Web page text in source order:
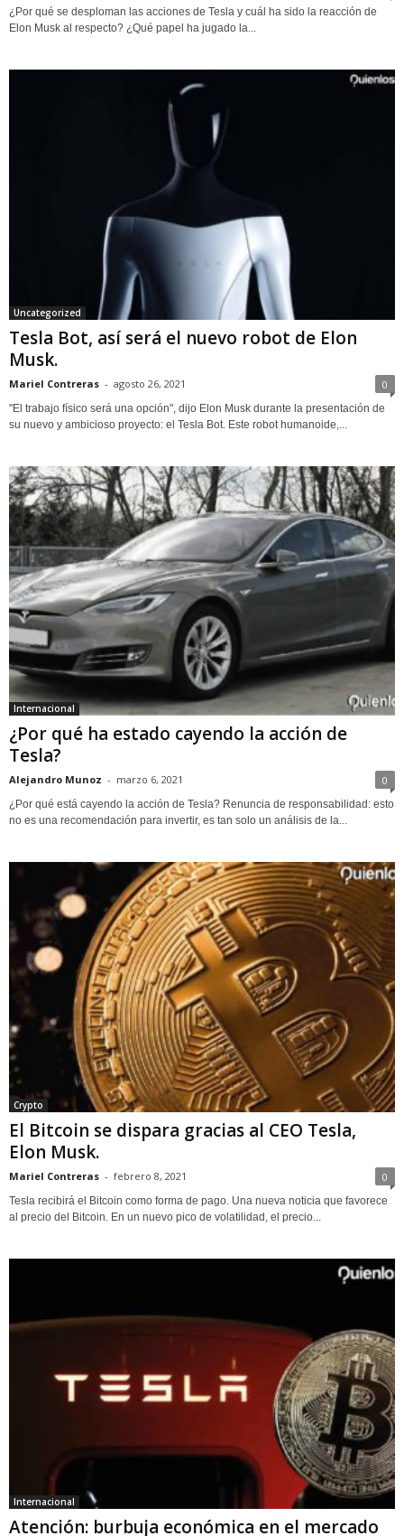
¿Por qué se desploman las acciones de Tesla y cuál ha sido la reacción de
Elon Musk al respecto? ¿Qué papel ha jugado la...
Uncategorized
Tesla Bot, así será el nuevo robot de Elon
Musk.
Mariel Contreras - agosto 26, 2021 0
"El trabajo físico será una opción", dijo Elon Musk durante la presentación de
su nuevo y ambicioso proyecto: el Tesla Bot. Este robot humanoide,...
Internacional
¿Por qué ha estado cayendo la acción de
Tesla?
Alejandro Munoz - marzo 6, 2021 0
¿Por qué está cayendo la acción de Tesla? Renuncia de responsabilidad: esto
no es una recomendación para invertir, es tan solo un análisis de la...
Crypto
El Bitcoin se dispara gracias al CEO Tesla,
Elon Musk.
Mariel Contreras - febrero 8, 2021 0
Tesla recibirá el Bitcoin como forma de pago. Una nueva noticia que favorece
al precio del Bitcoin. En un nuevo pico de volatilidad, el precio...
Internacional
Atención: burbuja económica en el mercado